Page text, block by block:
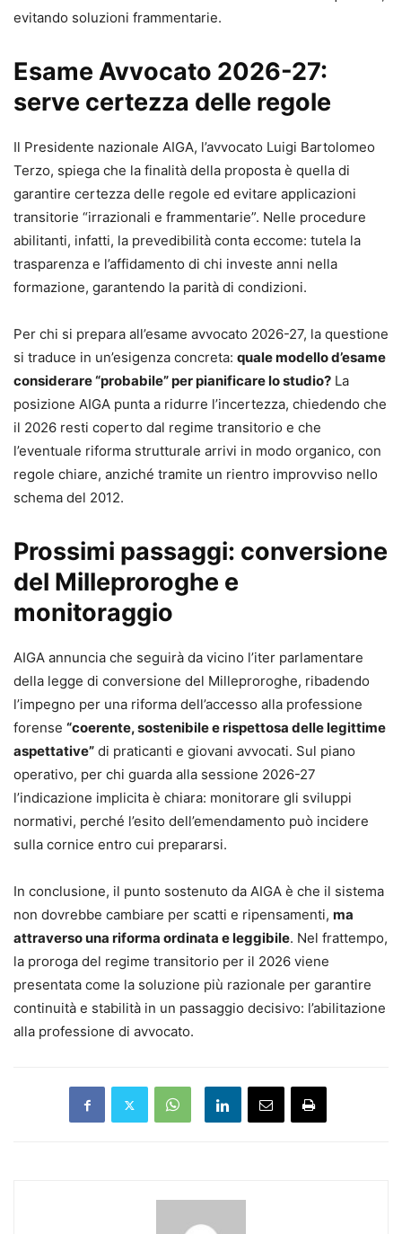
evitando soluzioni frammentarie.
Esame Avvocato 2026-27:
serve certezza delle regole
Il Presidente nazionale AIGA, l’avvocato Luigi Bartolomeo
Terzo, spiega che la finalità della proposta è quella di
garantire certezza delle regole ed evitare applicazioni
transitorie “irrazionali e frammentarie”. Nelle procedure
abilitanti, infatti, la prevedibilità conta eccome: tutela la
trasparenza e l’affidamento di chi investe anni nella
formazione, garantendo la parità di condizioni.
Per chi si prepara all’esame avvocato 2026-27, la questione
si traduce in un’esigenza concreta: quale modello d’esame
considerare “probabile” per pianificare lo studio? La
posizione AIGA punta a ridurre l’incertezza, chiedendo che
il 2026 resti coperto dal regime transitorio e che
l’eventuale riforma strutturale arrivi in modo organico, con
regole chiare, anziché tramite un rientro improvviso nello
schema del 2012.
Prossimi passaggi: conversione
del Milleproroghe e
monitoraggio
AIGA annuncia che seguirà da vicino l’iter parlamentare
della legge di conversione del Milleproroghe, ribadendo
l’impegno per una riforma dell’accesso alla professione
forense “coerente, sostenibile e rispettosa delle legittime
aspettative” di praticanti e giovani avvocati. Sul piano
operativo, per chi guarda alla sessione 2026-27
l’indicazione implicita è chiara: monitorare gli sviluppi
normativi, perché l’esito dell’emendamento può incidere
sulla cornice entro cui prepararsi.
In conclusione, il punto sostenuto da AIGA è che il sistema
non dovrebbe cambiare per scatti e ripensamenti, ma
attraverso una riforma ordinata e leggibile. Nel frattempo,
la proroga del regime transitorio per il 2026 viene
presentata come la soluzione più razionale per garantire
continuità e stabilità in un passaggio decisivo: l’abilitazione
alla professione di avvocato.